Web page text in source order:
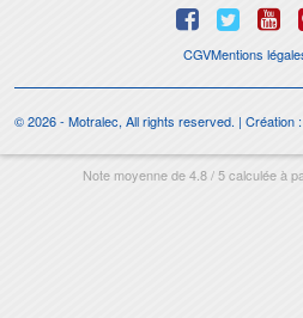
CGVMentions
© 2026 - Motralec, All rights reserved. | Création :
Note moyenne de4.8/5calculée à